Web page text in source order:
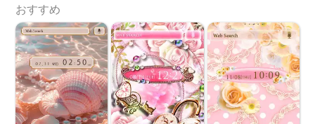
おすすめ